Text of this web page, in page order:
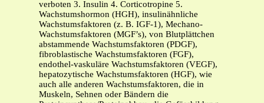
verboten 3. Insulin 4. Corticotropine 5.
Wachstumshormon (HGH), insulinähnliche
Wachstumsfaktoren (z. B. IGF-1), Mechano-
Wachstumsfaktoren (MGF’s), von Blutplättchen
abstammende Wachstumsfaktoren (PDGF),
fibroblastische Wachstumsfaktoren (FGF),
endothel-vaskuläre Wachstumsfaktoren (VEGF),
hepatozytische Wachstumsfaktoren (HGF), wie
auch alle anderen Wachstumsfaktoren, die in
Muskeln, Sehnen oder Bändern die